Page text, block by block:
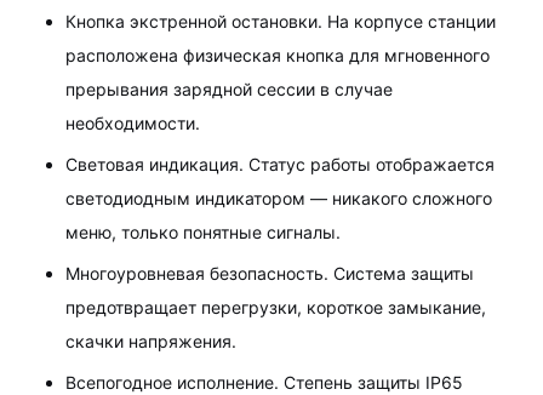
Кнопка экстренной остановки. На корпусе станции
расположена физическая кнопка для мгновенного
прерывания зарядной сессии в случае
необходимости.
Световая индикация. Статус работы отображается
светодиодным индикатором — никакого сложного
меню, только понятные сигналы.
Многоуровневая безопасность. Система защиты
предотвращает перегрузки, короткое замыкание,
скачки напряжения.
Всепогодное исполнение. Степень защиты IP65